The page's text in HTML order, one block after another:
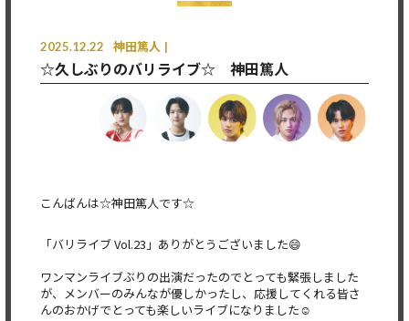
2025.12.22 神田篤人
☆久しぶりのバリライブ☆ 神田篤人
こんばんは☆神田篤人です☆
「バリライブ Vol.23」ありがとうございました😄
ワンマンライブぶりの出演だったのでとっても緊張しました
が、メンバーのみんなが優しかったし、応援してくれる皆さ
んのおかげでとっても楽しいライブになりました☺